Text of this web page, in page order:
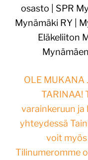
osasto | SPR
Mynämäki RY |
Eläkeliiton
OLE MUKANA
TARINAA!
varainkeruun
yhteydessä
voit
Tilinumeromme